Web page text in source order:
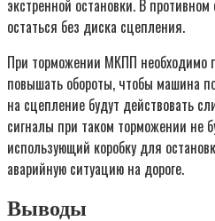
экстренной остановки. В
остаться без диска сцепления.
При торможении МКПП необходимо
повышать обороты, чтобы машина
на сцепление будут действовать
сигналы при таком торможении не
использующий коробку для
аварийную ситуацию на дороге.
Выводы